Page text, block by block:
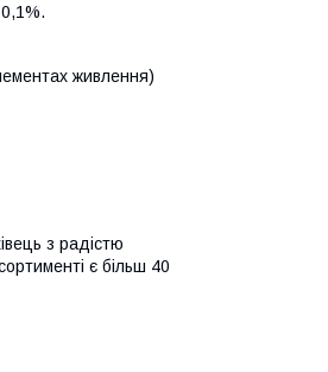
живлення)
з радістю
є більш 40